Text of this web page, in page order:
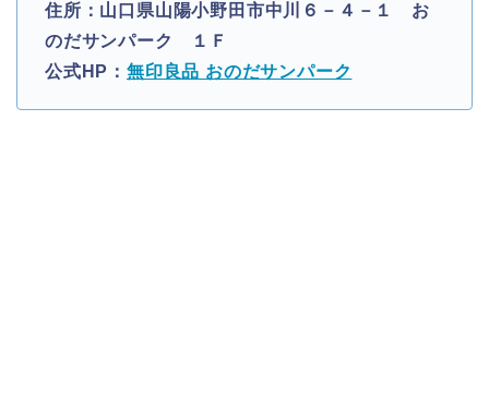
住所：山口県山陽小野田市中川６－４－１ お
のだサンパーク １Ｆ
公式HP： 無印良品 おのだサンパーク